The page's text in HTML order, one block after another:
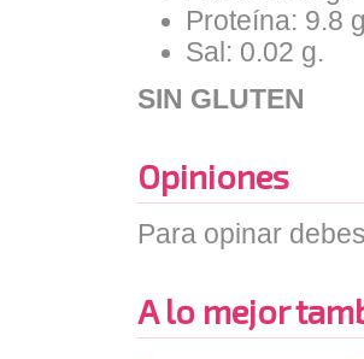
Proteína: 9.8
Sal: 0.02 g.
SIN GLUTEN
Opiniones
Para opinar
A lo mejor